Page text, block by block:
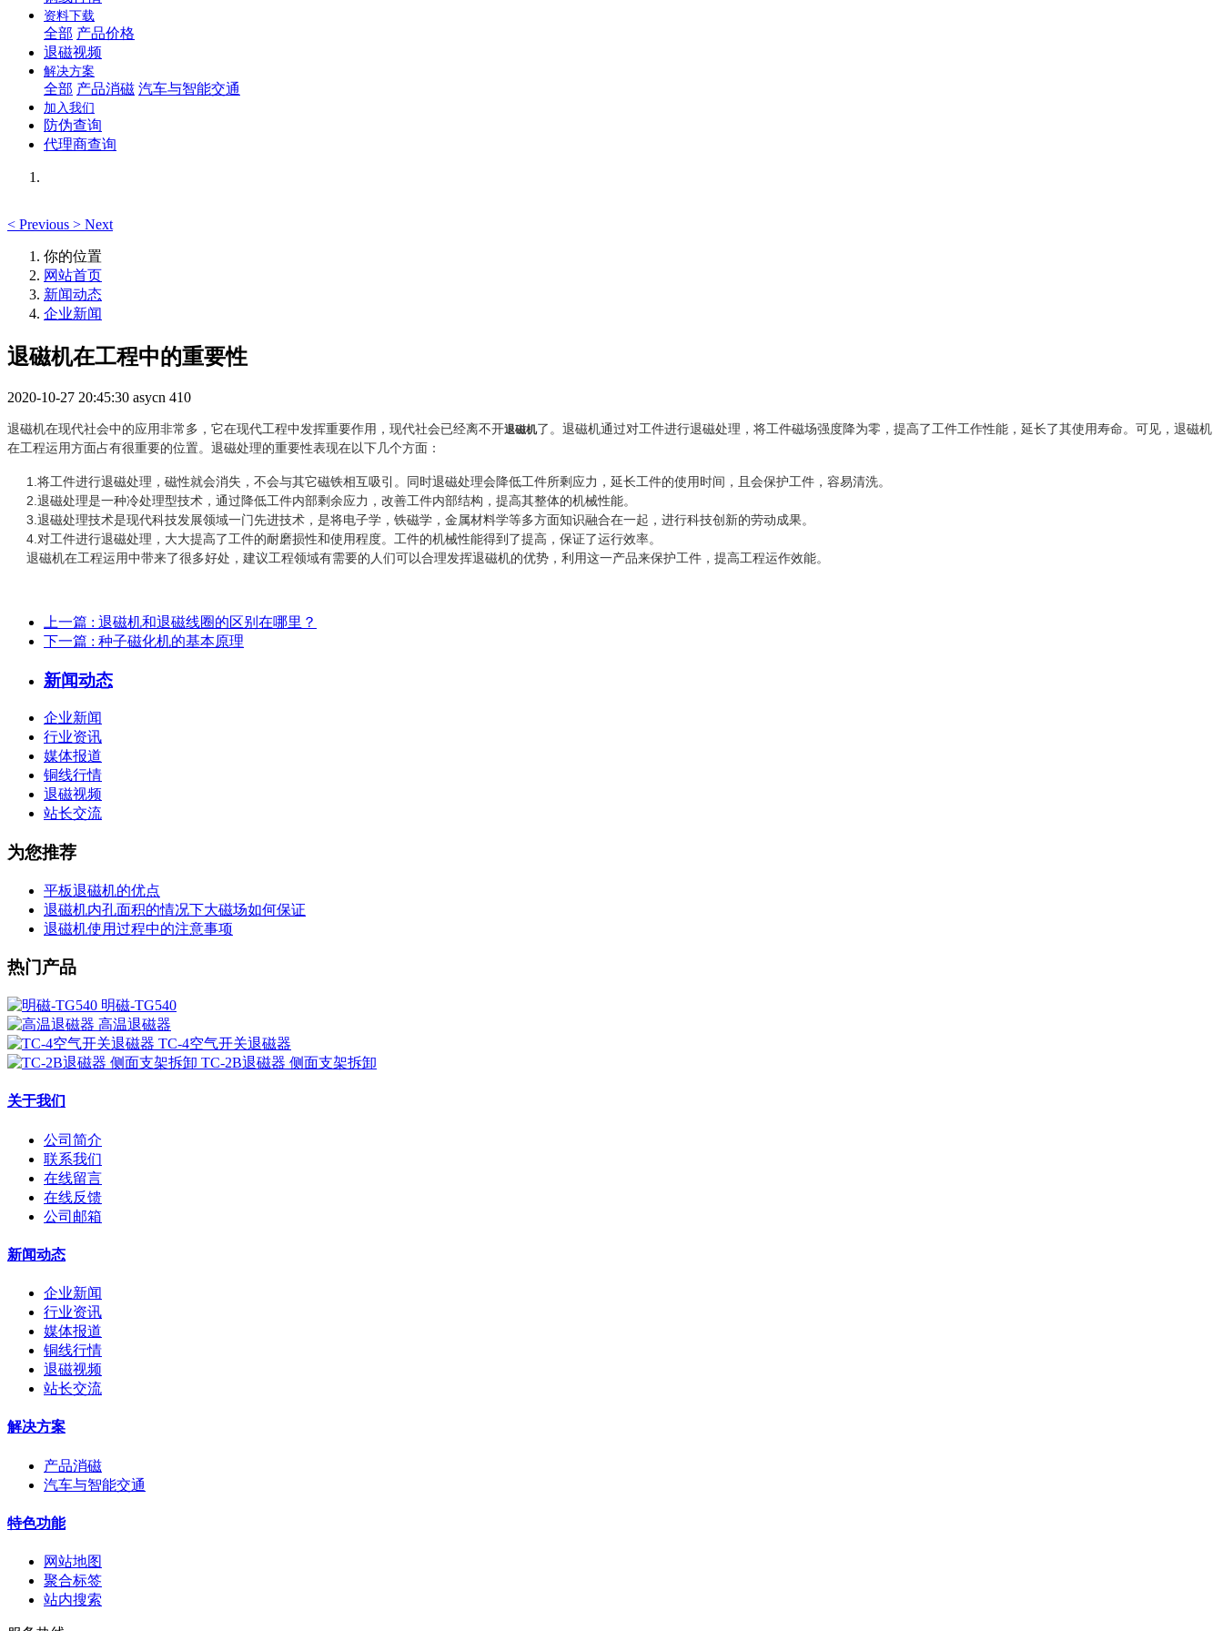
资料下载
全部 产品价格
退磁视频
解决方案
全部 产品消磁 汽车与智能交通
加入我们
防伪查询
代理商查询
< Previous > Next
你的位置
网站首页
新闻动态
企业新闻
退磁机在工程中的重要性
2020-10-27 20:45:30 asycn 410
退磁机在现代社会中的应用非常多，它在现代工程中发挥重要作用，现代社会已经离不开退磁机了。退磁机通过对工件进行退磁处理，将工件磁场强度降为零，提高了工件工作性能，延长了其使用寿命。可见，退磁机
在工程运用方面占有很重要的位置。退磁处理的重要性表现在以下几个方面：
1. 将工件进行退磁处理，磁性就会消失，不会与其它磁铁相互吸引。同时退磁处理会降低工件所剩应力，延长工件的使用时间，且会保护工件，容易清洗。
2. 退磁处理是一种冷处理型技术，通过降低工件内部剩余应力，改善工件内部结构，提高其整体的机械性能。
3. 退磁处理技术是现代科技发展领域一门先进技术，是将电子学，铁磁学，金属材料学等多方面知识融合在一起，进行科技创新的劳动成果。
4. 对工件进行退磁处理，大大提高了工件的耐磨损性和使用程度。工件的机械性能得到了提高，保证了运行效率。
退磁机在工程运用中带来了很多好处，建议工程领域有需要的人们可以合理发挥退磁机的优势，利用这一产品来保护工件，提高工程运作效能。
上一篇 : 退磁机和退磁线圈的区别在哪里？
下一篇 : 种子磁化机的基本原理
新闻动态
企业新闻
行业资讯
媒体报道
铜线行情
退磁视频
站长交流
为您推荐
平板退磁机的优点
退磁机内孔面积的情况下大磁场如何保证
退磁机使用过程中的注意事项
热门产品
明磁-TG540
高温退磁器
TC-4空气开关退磁器
TC-2B退磁器 侧面支架拆卸
关于我们
公司简介
联系我们
在线留言
在线反馈
公司邮箱
新闻动态
企业新闻
行业资讯
媒体报道
铜线行情
退磁视频
站长交流
解决方案
产品消磁
汽车与智能交通
特色功能
网站地图
聚合标签
站内搜索